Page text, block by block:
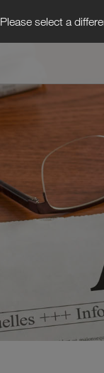
Please select a